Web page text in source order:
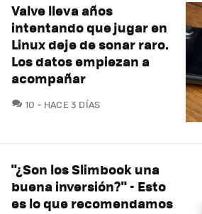
Valve lleva años
intentando que jugar en
Linux deje de sonar raro.
Los datos empiezan a
acompañar
10 COMENTARIOS
HACE 3 DÍAS
"¿Son los Slimbook una
buena inversión?" - Esto
es lo que recomendamos